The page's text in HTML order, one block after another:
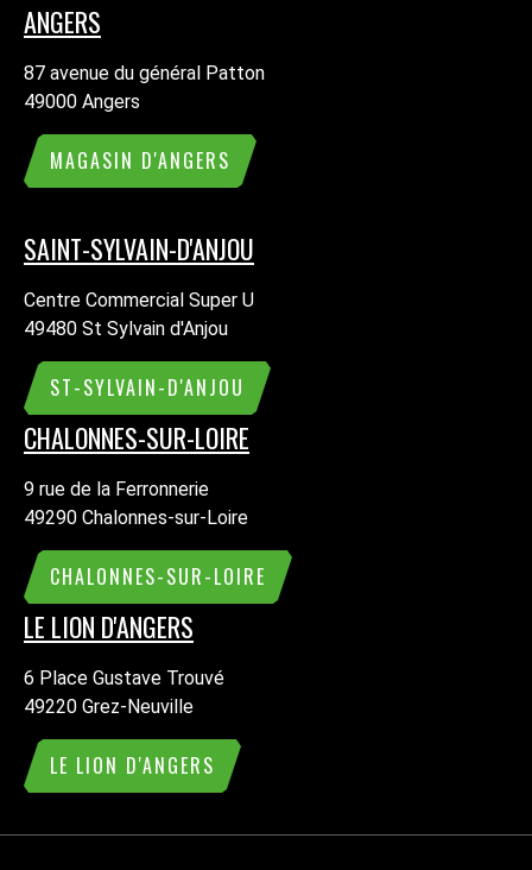
ANGERS
87 avenue du général Patton
49000 Angers
MAGASIN D'ANGERS
SAINT-SYLVAIN-D'ANJOU
Centre Commercial Super U
49480 St Sylvain d'Anjou
ST-SYLVAIN-D'ANJOU
CHALONNES-SUR-LOIRE
9 rue de la Ferronnerie
49290 Chalonnes-sur-Loire
CHALONNES-SUR-LOIRE
LE LION D'ANGERS
6 Place Gustave Trouvé
49220 Grez-Neuville
LE LION D'ANGERS